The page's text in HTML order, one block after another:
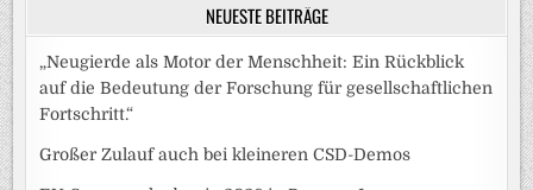
NEUESTE BEITRÄGE
„Neugierde als Motor der Menschheit: Ein Rückblick
auf die Bedeutung der Forschung für gesellschaftlichen
Fortschritt.“
Großer Zulauf auch bei kleineren CSD-Demos